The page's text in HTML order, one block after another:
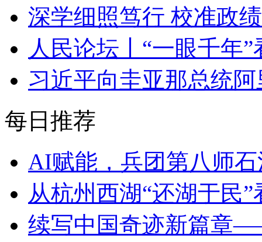
深学细照笃行 校准政
人民论坛丨“一眼千年”
习近平向圭亚那总统
每日推荐
AI赋能，兵团第八师
从杭州西湖“还湖于民
续写中国奇迹新篇章